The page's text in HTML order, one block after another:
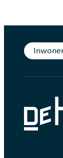
De Haan